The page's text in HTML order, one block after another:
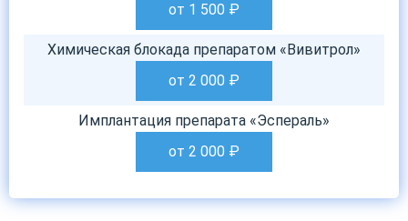
от 1 500 ₽
Химическая блокада препаратом «Вивитрол»
от 2 000 ₽
Имплантация препарата «Эспераль»
от 2 000 ₽